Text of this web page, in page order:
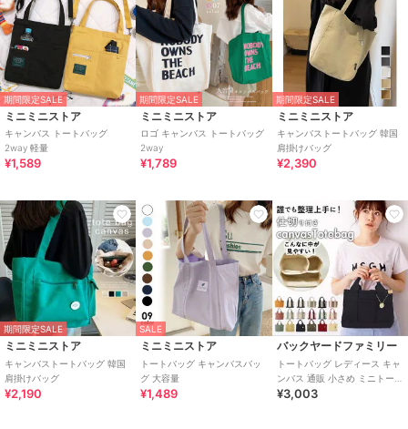
期間限定SALE
ミニミニストア
キャンバス トートバッグ
2way 軽量
¥1,589
期間限定SALE
ミニミニストア
ロゴ キャンバス トートバッグ
2way
¥1,789
期間限定SALE
ミニミニストア
キャンバストートバッグ 韓国
肩掛けバッグ
¥2,390
期間限定SALE
ミニミニストア
キャンバストートバッグ 韓国
肩掛けバッグ
¥2,190
SALE
ミニミニストア
トートバッグ キャンバスバッ
グ 大容量
¥1,489
バックヤードファミリー
トートバッグ レディース キャ
ンバス 通販 小さめ ミニトート
仕切り ミニトートバッグ おし
¥3,003